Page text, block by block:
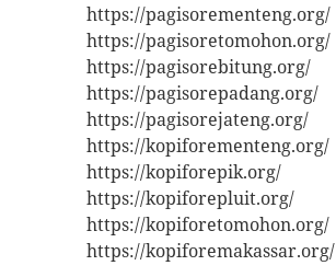
https://pagisorementeng.org/
https://pagisoretomohon.org/
https://pagisorebitung.org/
https://pagisorepadang.org/
https://pagisorejateng.org/
https://kopiforementeng.org/
https://kopiforepik.org/
https://kopiforepluit.org/
https://kopiforetomohon.org/
https://kopiforemakassar.org/